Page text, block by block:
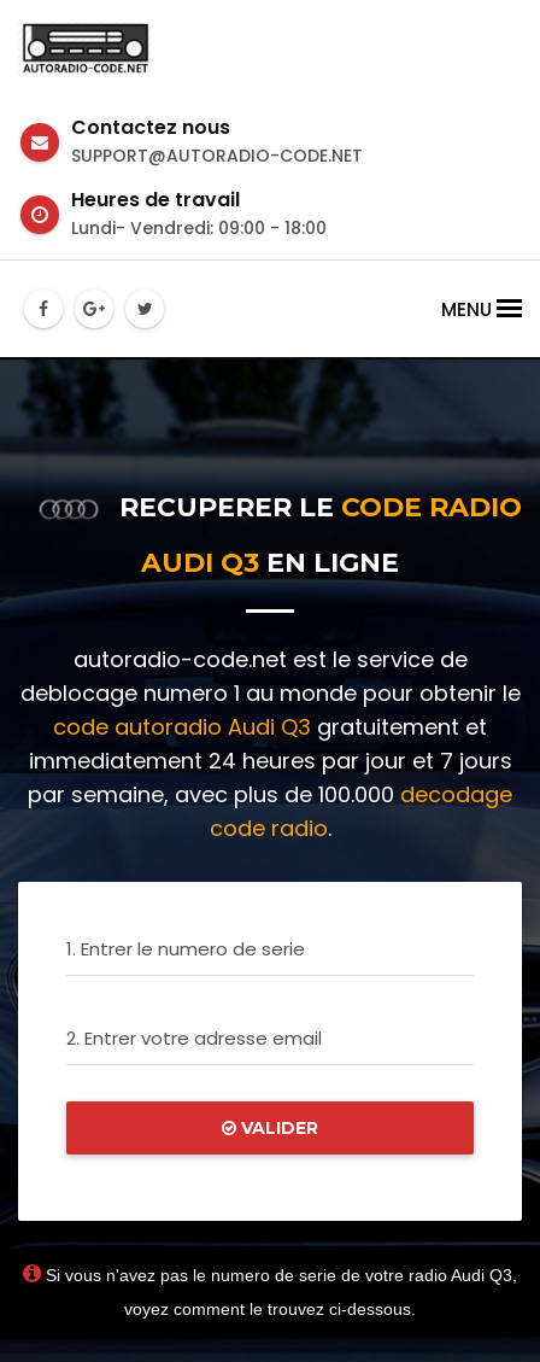
Contactez nous
SUPPORT@AUTORADIO-CODE.NET
Heures de travail
Lundi- Vendredi: 09:00 - 18:00
MENU
RECUPERER LE CODE RADIO
AUDI Q3 EN LIGNE
autoradio-code.net est le service de
deblocage numero 1 au monde pour obtenir le
code autoradio Audi Q3 gratuitement et
immediatement 24 heures par jour et 7 jours
par semaine, avec plus de 100.000 decodage
code radio.
1. Entrer le numero de serie
2. Entrer votre adresse email
VALIDER
Si vous n'avez pas le numero de serie de votre radio Audi Q3,
voyez comment le trouvez ci-dessous.